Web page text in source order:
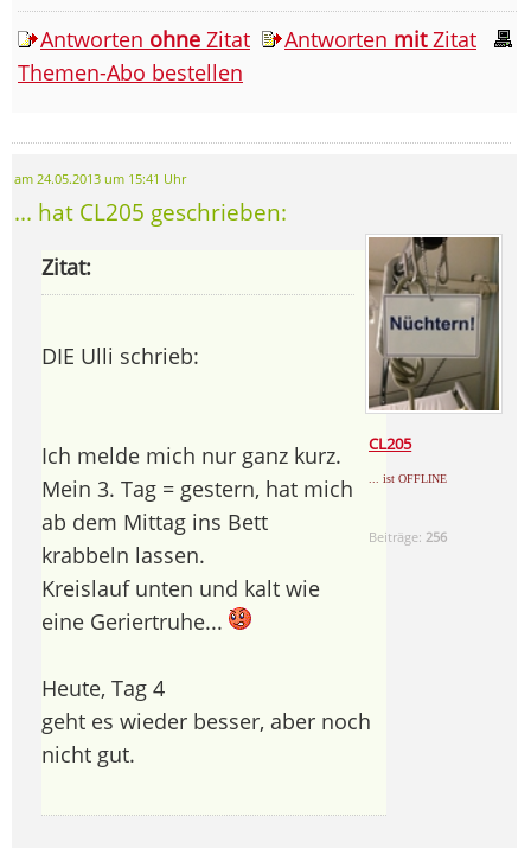
Antworten ohne Zitat Antworten mitZitat
Themen-Abo bestellen
am 24.05.2013 um 15:41 Uhr
... hat CL205 geschrieben:
CL205
... ist OFFLINE
Beiträge: 256
Zitat:
DIE Ulli schrieb:
Ich melde mich nur ganz kurz.
Mein 3. Tag = gestern, hat mich
ab dem Mittag ins Bett
krabbeln lassen.
Kreislauf unten und kalt wie
eine Geriertruhe...
Heute, Tag 4
geht es wieder besser, aber noch
nicht gut.